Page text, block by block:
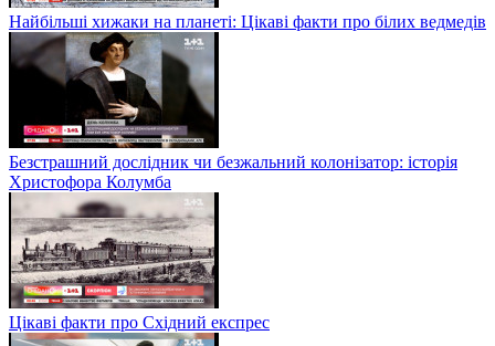
Найбільші хижаки на планеті: Цікаві факти про білих ведмедів
Безстрашний дослідник чи безжальний колонізатор: історія
Христофора Колумба
Цікаві факти про Східний експрес